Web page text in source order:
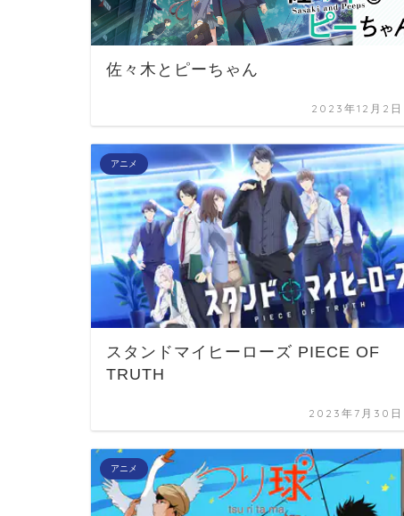
佐々木とピーちゃん
2023年12月2日
アニメ
スタンドマイヒーローズ PIECE OF
TRUTH
2023年7月30日
アニメ